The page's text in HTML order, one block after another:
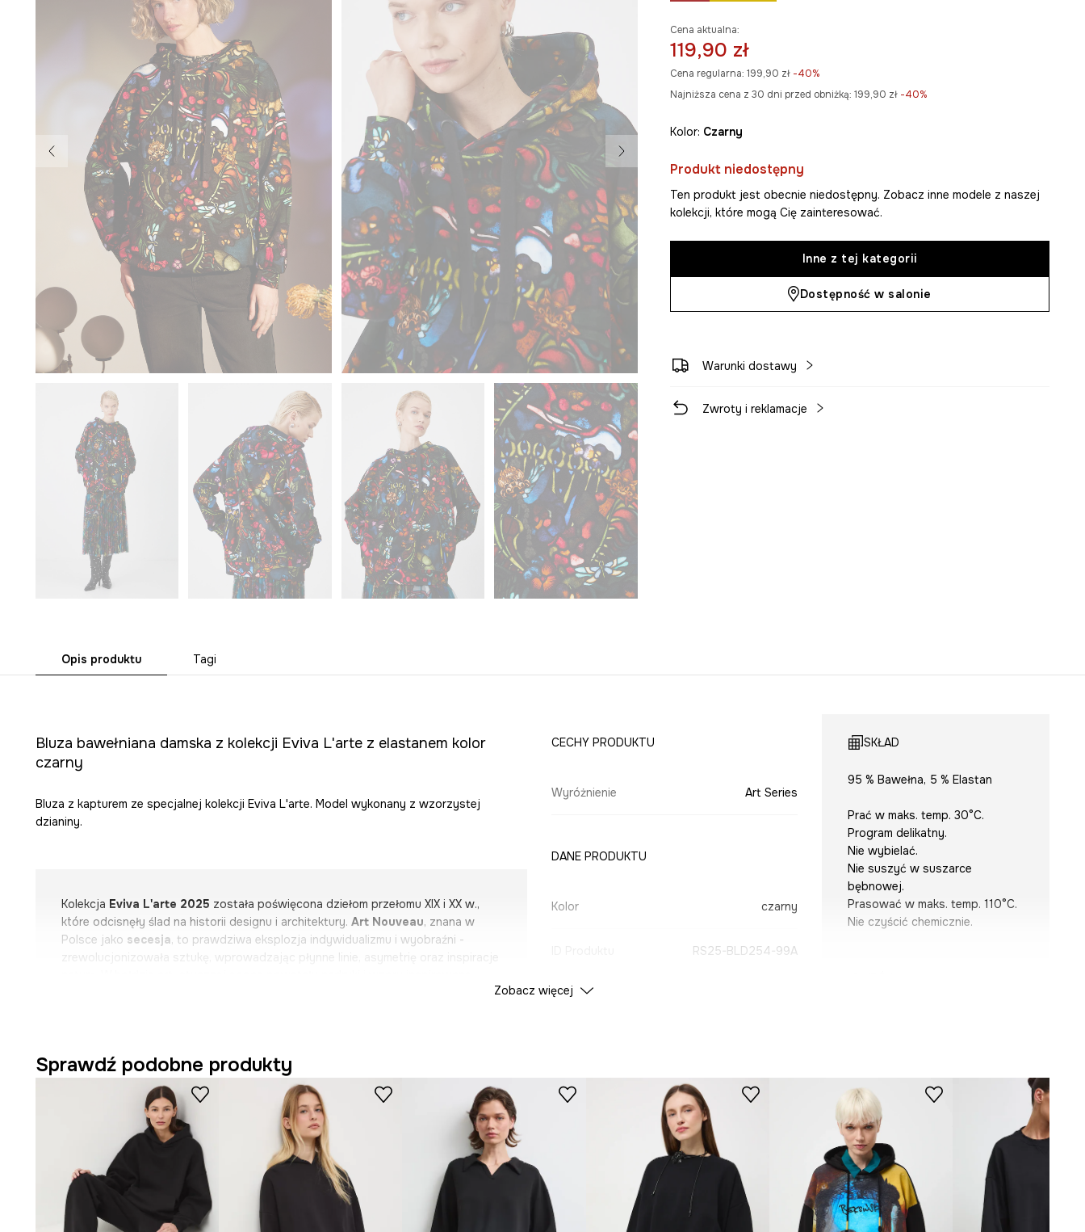
Cena aktualna:
119,90 zł
Cena regularna: 199,90 zł-40%
Najniższa cena z 30 dni przed obniżką: 199,90 zł -40%
Kolor: czarny
Produkt niedostępny
Ten produkt jest obecnie niedostępny. Zobacz inne modele z naszej
kolekcji, które mogą Cię zainteresować.
Inne z tej kategorii
Dostępność w salonie
Warunki dostawy
Zwroty i reklamacje
Opis produktu Tagi
Bluza bawełniana damska z kolekcji Eviva L'arte z elastanem kolor
czarny
Bluza z kapturem ze specjalnej kolekcji Eviva L'arte. Model wykonany z wzorzystej
dzianiny.
Kolekcja Eviva L'arte 2025 została poświęcona dziełom przełomu XIX i XX w.,
które odcisnęły ślad na historii designu i architektury. Art Nouveau, znana w
Polsce jako secesja, to prawdziwa eksplozja indywidualizmu i wyobraźni -
zrewolucjonizowała sztukę, wprowadzając płynne linie, asymetrię oraz inspiracje
dziełami mistrzów: Gustava Klimta, Stanisława Wyspiańskiego, Józefa Mehoffera
tworząc dzieła, które łączyły piękno z funkcjonalnością. W kolekcji znalazły się
m.in. T-shirty, bluzy, kurtki i koszule - ich intensywne kolory, wyrafinowane wzory
i fantazyjne kroje pozwalają poczuć harmonię sztuki i mody. Całość uzupełniają
nietuzinkowe dodatki, jak czapki z daszkiem, kosmetyczki, butelki termiczne, kubki
i koce – pełne artystycznego ducha.
Wzór przedstawia kolaż inspirowany twórczością Józefa Mehoffera.
- Fason oversize.
- Długi rękaw.
CECHY PRODUKTU
Wyróżnienie Art Series
DANE PRODUKTU
Kolor czarny
RS25-BLD254-99A
Producent
SKŁAD
95 % Bawełna, 5 % Elastan
Prać w maks. temp. 30°C.
Program delikatny.
Nie wybielać.
Nie suszyć w suszarce
bębnowej.
Prasować w maks. temp. 110°C.
Nie czyścić chemicznie.
WYMIARY
Modelka na zdjęciu ma 180 cm
wzrostu i ma na sobie rozmiar S.
Zobacz wymiary produktu
Zobacz więcej
Sprawdź podobne produkty